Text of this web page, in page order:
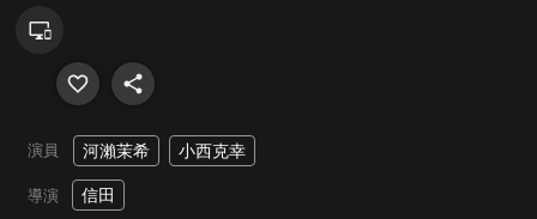
演員 河瀨茉希 小西克幸
導演 信田